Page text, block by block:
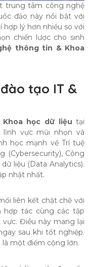
trung tâm công nghệ
đảo này nổi bật với
hợp lý hơn nhiều so với
chiến lược cho sinh
thông tin & Khoa
tạo IT &
Khoa học dữ liệu tại
lĩnh vực mũi nhọn và
học mạnh về Trí tuệ
(Cybersecurity), Công
liệu (Data Analytics).
nhật nhất.
liên kết chặt chẽ với
hợp tác cùng các tập
Điều này mang lại
sau khi tốt nghiệp.
một điểm cộng lớn.